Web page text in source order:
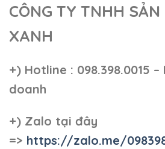
CÔNG TY TNHH
XANH
+) Hotline : 098.398.0015 –
doanh
+) Zalo tại đây
=> https://zalo.me/